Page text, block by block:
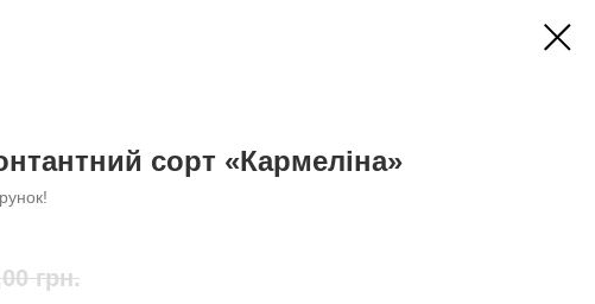
сорт «Кармеліна»
грн.